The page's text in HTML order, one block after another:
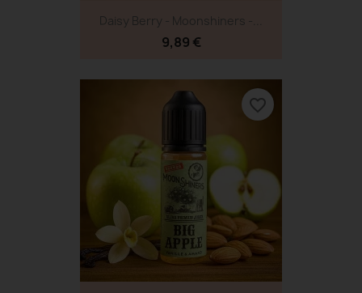
Daisy Berry - Moonshiners -...
9,89 €
favorite_border